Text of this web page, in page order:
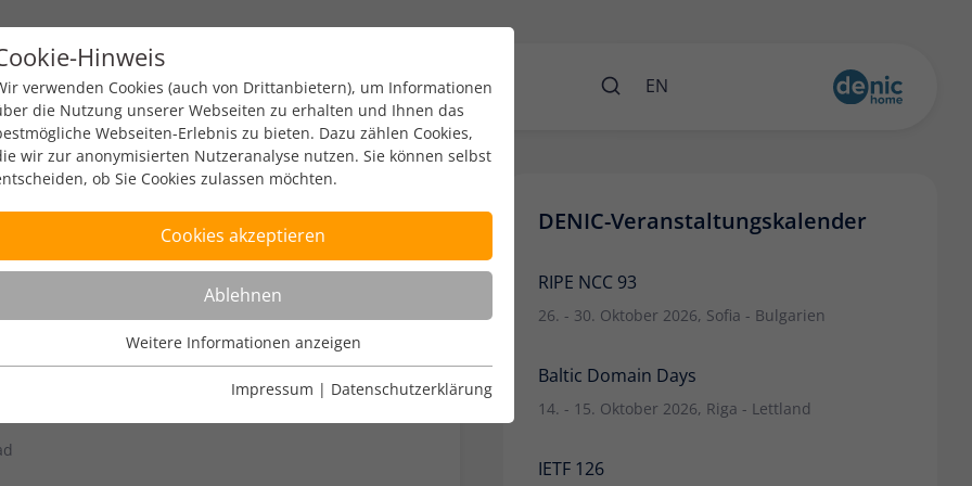
Policy Zahlen & Fakten Engagement Events EN
der
DENIC-Veranstaltungskalender
RIPE NCC 93
26. - 30. Oktober 2026, Sofia - Bulgarien
Baltic Domain Days
14. - 15. Oktober 2026, Riga - Lettland
IETF 126
Hinweis
verwenden Cookies (auch von Drittanbietern), um Informationen
die Nutzung unserer Webseiten zu erhalten und Ihnen das
Webseiten-Erlebnis zu bieten. Dazu zählen Cookies,
wir zur anonymisierten Nutzeranalyse nutzen. Sie können selbst
ob Sie Cookies zulassen möchten.
Cookies akzeptieren
Ablehnen
Nutzungsanalyse
Cookies zur Nutzungsanalyse ermöglichen es uns zu analysieren,
Weitere Informationen anzeigen
Impressum | Datenschutzerklärung